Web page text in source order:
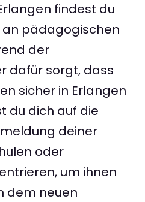
findest du
pädagogischen
der
dafür sorgt, dass
sicher in Erlangen
du dich auf die
deiner
oder
um ihnen
dem neuen